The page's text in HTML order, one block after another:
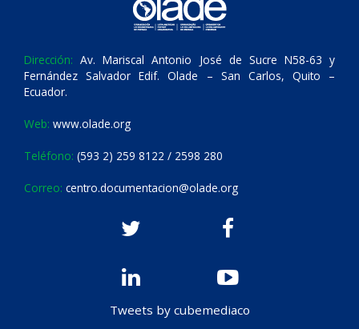
Dirección: Av. Mariscal Antonio José de Sucre N58-63 y
Fernández Salvador Edif. Olade – San Carlos, Quito –
Ecuador.
Web: www.olade.org
Teléfono: (593 2) 259 8122 / 2598 280
Correo: centro.documentacion@olade.org
Tweets by cubemediaco